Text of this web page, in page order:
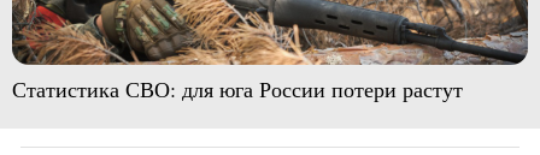
Статистика СВО: для юга России потери растут